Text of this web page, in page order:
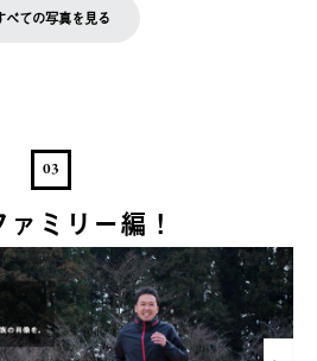
べての写真を見る
03
ミリー編！